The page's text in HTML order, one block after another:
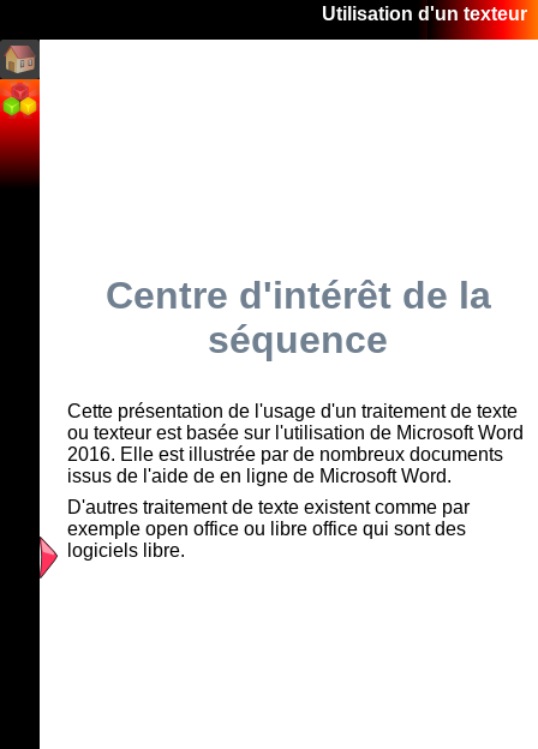
Utilisation d'un texteur
Centre d'intérêt de la
séquence
Cette présentation de l'usage d'un traitement de texte
ou texteur est basée sur l'utilisation de Microsoft Word
2016. Elle est illustrée par de nombreux documents
issus de l'aide de en ligne de Microsoft Word.
D'autres traitement de texte existent comme par
exemple open office ou libre office qui sont des
logiciels libre.